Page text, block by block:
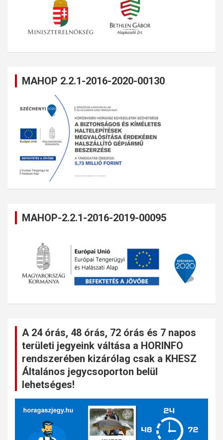
MAHOP 2.2.1-2016-2020-00130
MAHOP-2.2.1-2016-2019-00095
A 24 órás, 48 órás, 72 órás és 7 napos
területi jegyeink váltása a HORINFO
rendszerében kizárólag csak a KHESZ
Általános jegycsoporton belül
lehetséges!